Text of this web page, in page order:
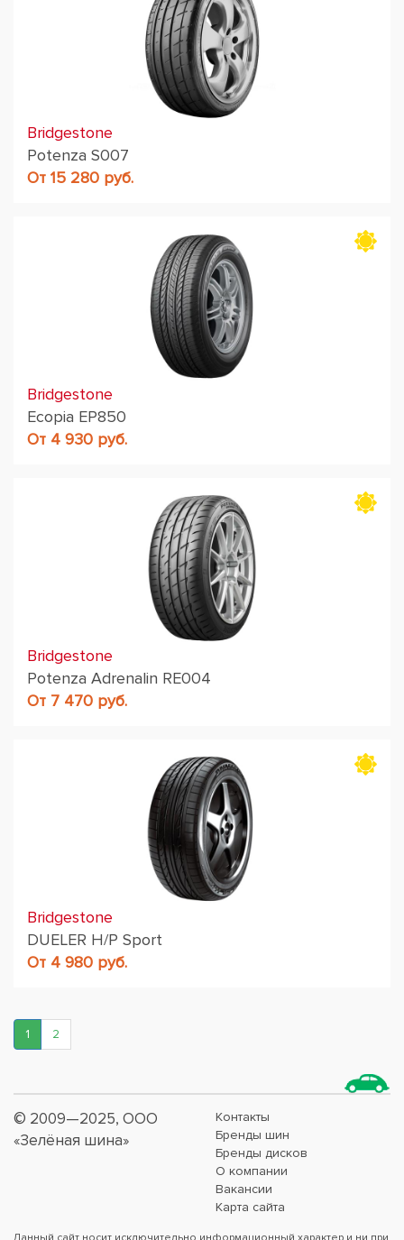
Bridgestone
Potenza S007
От 15 280 руб.
Bridgestone
Ecopia EP850
От 4 930 руб.
Bridgestone
Potenza Adrenalin RE004
От 7 470 руб.
Bridgestone
DUELER H/P Sport
От 4 980 руб.
1 2
© 2009—2025, ООО
«Зелёная шина»
Контакты
Бренды шин
Бренды дисков
О компании
Вакансии
Карта сайта